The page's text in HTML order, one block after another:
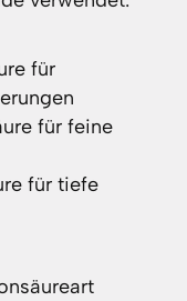
für
für feine
für tiefe